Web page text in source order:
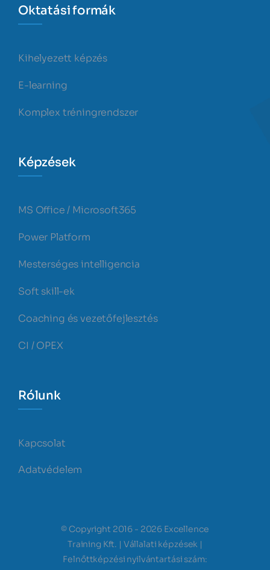
Oktatási formák
Kihelyezett képzés
E-learning
Komplex tréningrendszer
Képzések
MS Office / Microsoft365
Power Platform
Mesterséges intelligencia
Soft skill-ek
Coaching és vezetőfejlesztés
CI / OPEX
Rólunk
Kapcsolat
Adatvédelem
© Copyright 2016 - 2026 Excellence
Training Kft. | Vállalati képzések |
Felnőttképzési nyilvántartási szám: